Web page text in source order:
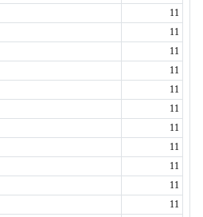
11
11
11
11
11
11
11
11
11
11
11